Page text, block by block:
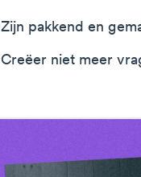
Zijn pakkend en
Creëer niet meer